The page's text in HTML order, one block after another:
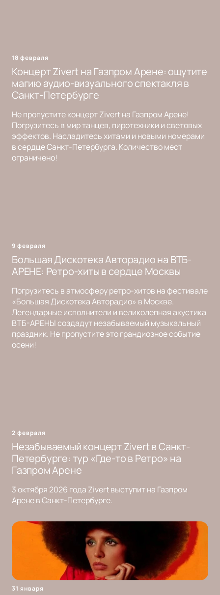
18 февраля
Концерт Zivert на Газпром Арене: ощутите
магию аудио-визуального спектакля в
Санкт-Петербурге
Не пропустите концерт Zivert на Газпром Арене!
Погрузитесь в мир танцев, пиротехники и световых
эффектов. Насладитесь хитами и новыми номерами
в сердце Санкт-Петербурга. Количество мест
ограничено!
9 февраля
Большая Дискотека Авторадио на ВТБ-
АРЕНЕ: Ретро-хиты в сердце Москвы
Погрузитесь в атмосферу ретро-хитов на фестивале
«Большая Дискотека Авторадио» в Москве.
Легендарные исполнители и великолепная акустика
ВТБ-АРЕНЫ создадут незабываемый музыкальный
праздник. Не пропустите это грандиозное событие
осени!
2 февраля
Незабываемый концерт Zivert в Санкт-
Петербурге: тур «Где-то в Ретро» на
Газпром Арене
3 октября 2026 года Zivert выступит на Газпром
Арене в Санкт-Петербурге.
31 января